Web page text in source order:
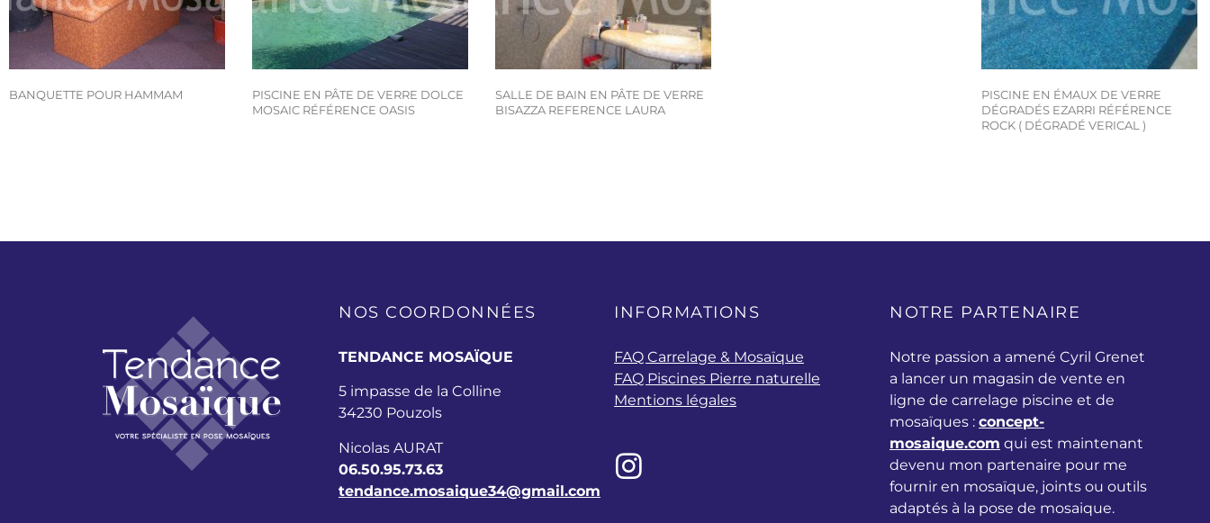
BANQUETTE POUR HAMMAM
PISCINE EN PÂTE DE VERRE DOLCE
MOSAIC RÉFÉRENCE OASIS
SALLE DE BAIN EN PÂTE DE VERRE
BISAZZA REFERENCE LAURA
PISCINE EN ÉMAUX DE VERRE
DÉGRADÉS EZARRI RÉFÉRENCE
ROCK ( DÉGRADÉ VERICAL )
NOS COORDONNÉES
TENDANCE MOSAÏQUE
5 impasse de la Colline
34230 Pouzols
Nicolas AURAT
06.50.95.73.63
tendance.mosaique34@gmail.com
INFORMATIONS
FAQ Carrelage & Mosaïque
FAQ Piscines Pierre naturelle
Mentions légales
NOTRE PARTENAIRE
Notre passion a amené Cyril Grenet
a lancer un magasin de vente en
ligne de carrelage piscine et de
mosaïques : concept-
mosaique.com qui est maintenant
devenu mon partenaire pour me
fournir en mosaïque, joints ou outils
adaptés à la pose de mosaique.